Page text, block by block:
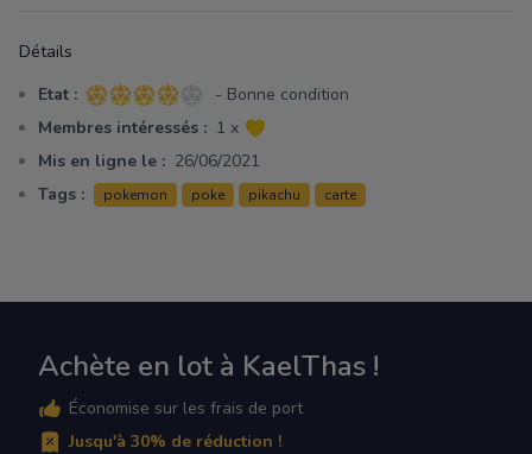
Détails
Etat : 4 sur 5 étoiles
- Bonne condition
Membres intéressés : 1 x
Mis en ligne le : 26/06/2021
Tags :
pokemon poke pikachu carte
Achète en lot à KaelThas !
Économise sur les frais de port
Jusqu'à 30% de réduction !